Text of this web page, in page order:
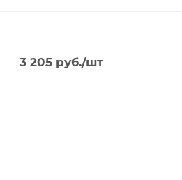
3 205руб./шт